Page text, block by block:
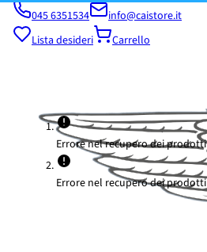
045 6351534
info@caistore.it
Lista desideri
Carrello
Errore nel recupero dei prodotti
Errore nel recupero dei prodotti